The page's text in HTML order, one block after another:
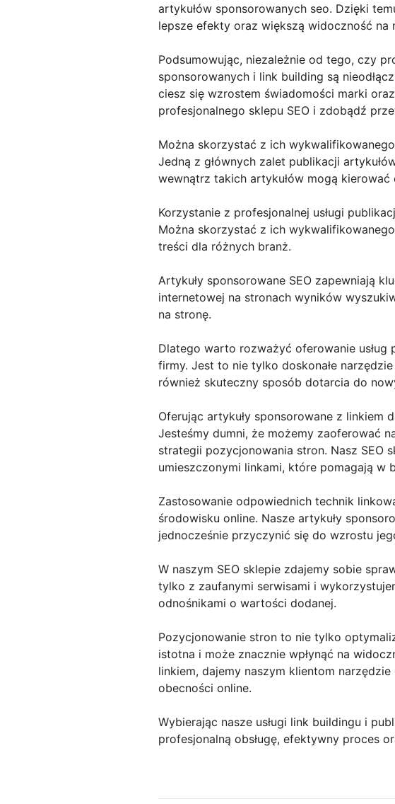
artykułów sponsorowanych seo. Dzięki
lepsze efekty oraz większą widoczność na
Podsumowując, niezależnie od tego, czy
sponsorowanych i link building są
ciesz się wzrostem świadomości marki
profesjonalnego sklepu SEO i zdobądź
Można skorzystać z ich
Jedną z głównych zalet publikacji
wewnątrz takich artykułów mogą
Korzystanie z profesjonalnej usługi
Można skorzystać z ich
treści dla różnych branż.
Artykuły sponsorowane SEO zapewniają
internetowej na stronach wyników
na stronę.
Dlatego warto rozważyć oferowanie
firmy. Jest to nie tylko doskonałe
również skuteczny sposób dotarcia do
Oferując artykuły sponsorowane z linkiem
Jesteśmy dumni, że możemy zaoferować
strategii pozycjonowania stron. Nasz SEO
umieszczonymi linkami, które pomagają w
Zastosowanie odpowiednich technik
środowisku online. Nasze artykuły
jednocześnie przyczynić się do wzrostu
W naszym SEO sklepie zdajemy sobie
tylko z zaufanymi serwisami i
odnośnikami o wartości dodanej.
Pozycjonowanie stron to nie tylko
istotna i może znacznie wpłynąć na
linkiem, dajemy naszym klientom
obecności online.
Wybierając nasze usługi link buildingu i
profesjonalną obsługę, efektywny proces